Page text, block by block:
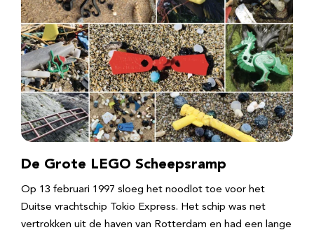
De Grote LEGO Scheepsramp
Op 13 februari 1997 sloeg het noodlot toe voor het
Duitse vrachtschip Tokio Express. Het schip was net
vertrokken uit de haven van Rotterdam en had een lange